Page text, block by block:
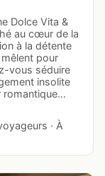
Dolce Vita &
au cœur de la
à la détente
mêlent pour
vous séduire
insolite
romantique…
· À